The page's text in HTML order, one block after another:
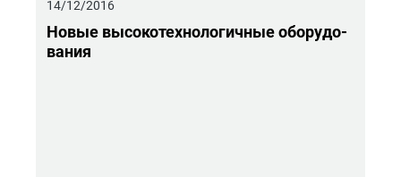
14/12/2016
Новые вы­со­ко­тех­но­ло­гич­ные обо­ру­до­
ва­ния